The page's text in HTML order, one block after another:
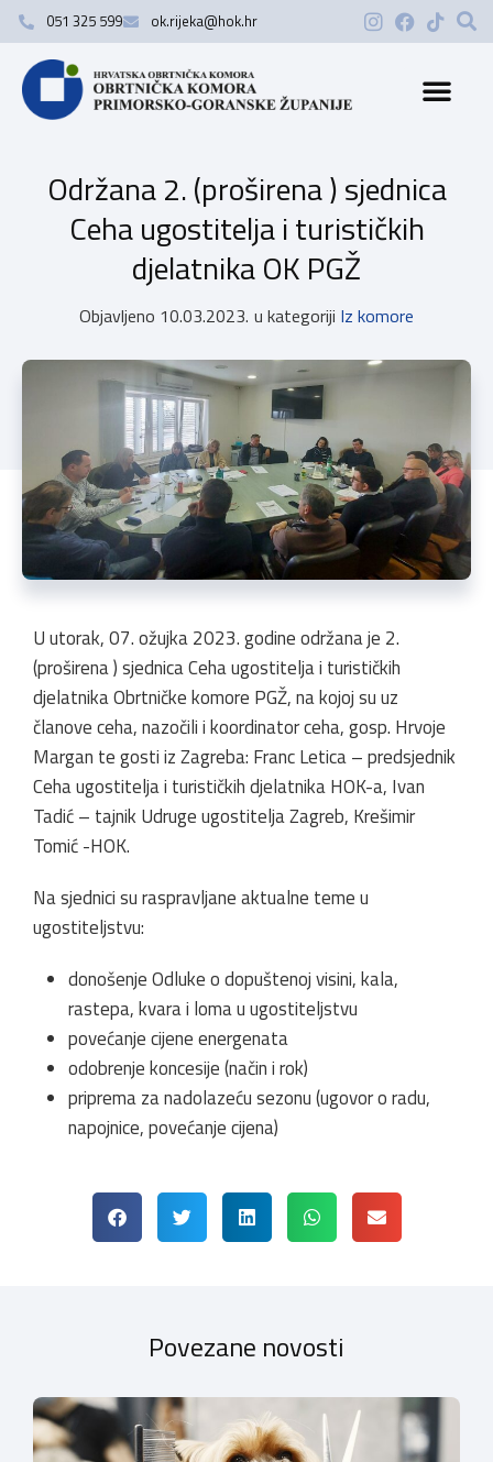
051 325 599 ok.rijeka@hok.hr
Održana 2. (proširena ) sjednica
Ceha ugostitelja i turističkih
djelatnika OK PGŽ
Objavljeno 10.03.2023. u kategoriji Iz komore
U utorak, 07. ožujka 2023. godine održana je 2.
(proširena ) sjednica Ceha ugostitelja i turističkih
djelatnika Obrtničke komore PGŽ, na kojoj su uz
članove ceha, nazočili i koordinator ceha, gosp. Hrvoje
Margan te gosti iz Zagreba: Franc Letica – predsjednik
Ceha ugostitelja i turističkih djelatnika HOK-a, Ivan
Tadić – tajnik Udruge ugostitelja Zagreb, Krešimir
Tomić -HOK.
Na sjednici su raspravljane aktualne teme u
ugostiteljstvu:
donošenje Odluke o dopuštenoj visini, kala,
rastepa, kvara i loma u ugostiteljstvu
povećanje cijene energenata
odobrenje koncesije (način i rok)
priprema za nadolazeću sezonu (ugovor o radu,
napojnice, povećanje cijena)
Povezane novosti